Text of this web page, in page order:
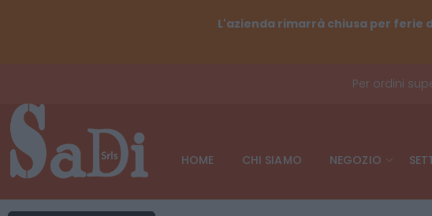
L'azienda rimarrà chiusa per ferie
Per ordini
HOME CHI SIAMO NEGOZIO